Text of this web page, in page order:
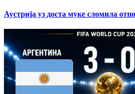
Аустрија уз доста муке сломила